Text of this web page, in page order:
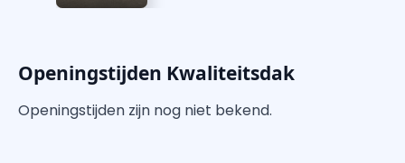
Openingstijden Kwaliteitsdak
Openingstijden zijn nog niet bekend.